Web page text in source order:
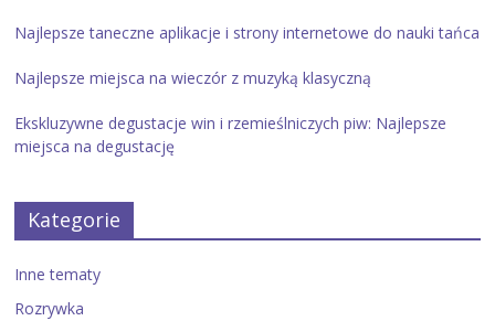
Najlepsze taneczne aplikacje i strony internetowe do nauki tańca
Najlepsze miejsca na wieczór z muzyką klasyczną
Ekskluzywne degustacje win i rzemieślniczych piw: Najlepsze
miejsca na degustację
Kategorie
Inne tematy
Rozrywka